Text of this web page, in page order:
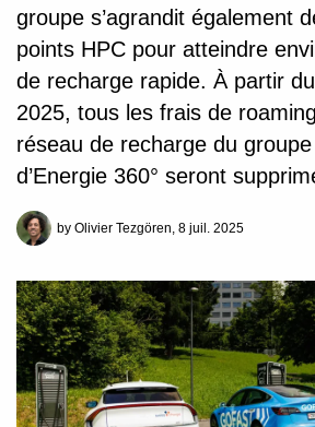
groupe s’agrandit également
points HPC pour atteindre
de recharge rapide. À partir
2025, tous les frais de
réseau de recharge du
d’Energie 360° seront
by Olivier Tezgören, 8 juil. 2025